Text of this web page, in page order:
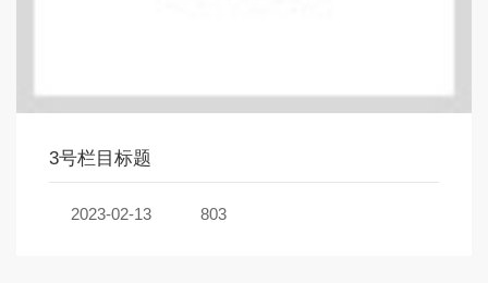
3号栏目标题
2023-02-13 803